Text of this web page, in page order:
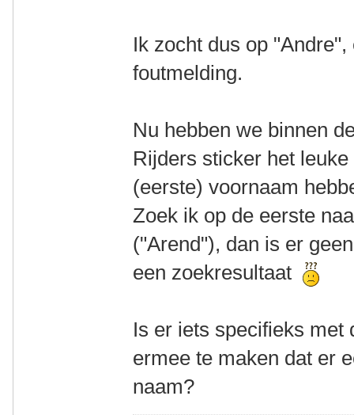
Ik zocht dus op
foutmelding.
Nu hebben we binnen
Rijders sticker het
(eerste) voornaam
Zoek ik op de eerste
("Arend"), dan is er
een zoekresultaat
Is er iets specifieks met
ermee te maken dat er
naam?